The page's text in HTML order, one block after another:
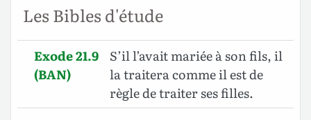
Les Bibles d'étude
Exode 21.9
(BAN)
S’il l’avait mariée à son fils, il
la traitera comme il est de
règle de traiter ses filles.